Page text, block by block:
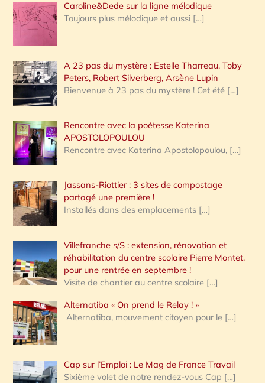
Caroline&Dede sur la ligne mélodique
Toujours plus mélodique et aussi […]
A 23 pas du mystère : Estelle Tharreau, Toby
Peters, Robert Silverberg, Arsène Lupin
Bienvenue à 23 pas du mystère ! Cet été […]
Rencontre avec la poétesse Katerina
APOSTOLOPOULOU
Rencontre avec Katerina Apostolopoulou, […]
Jassans-Riottier : 3 sites de compostage
partagé une première !
Installés dans des emplacements […]
Villefranche s/S : extension, rénovation et
réhabilitation du centre scolaire Pierre Montet,
pour une rentrée en septembre !
Visite de chantier au centre scolaire […]
Alternatiba « On prend le Relay ! »
Alternatiba, mouvement citoyen pour le […]
Cap sur l’Emploi : Le Mag de France Travail
Sixième volet de notre rendez-vous Cap […]